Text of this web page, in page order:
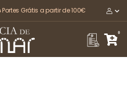
Portes Grátis a partir de 100€
0